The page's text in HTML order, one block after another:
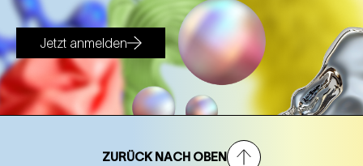
Jetzt anmelden
ZURÜCK NACH OBEN